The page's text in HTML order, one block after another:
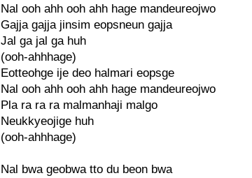
Nal ooh ahh ooh ahh hage mandeureojwo
Gajja gajja jinsim eopsneun gajja
Jal ga jal ga huh
(ooh-ahhhage)
Eotteohge ije deo halmari eopsge
Nal ooh ahh ooh ahh hage mandeureojwo
Pla ra ra ra malmanhaji malgo
Neukkyeojige huh
(ooh-ahhhage)
Nal bwa geobwa tto du beon bwa